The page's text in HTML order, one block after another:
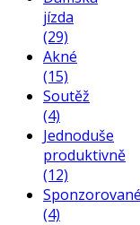
jízda
(29)
Akné
(15)
Soutěž
(4)
Jednoduše
produktivně
(12)
Sponzorované
(4)